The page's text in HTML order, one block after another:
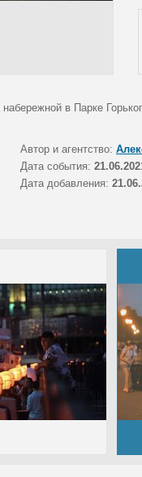
в Парке
Автор и агентство:
Дата события:
Дата добавления: